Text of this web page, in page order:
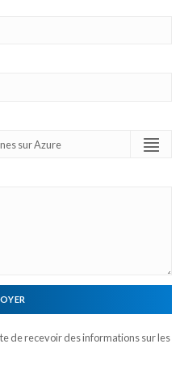
de recevoir des informations sur les